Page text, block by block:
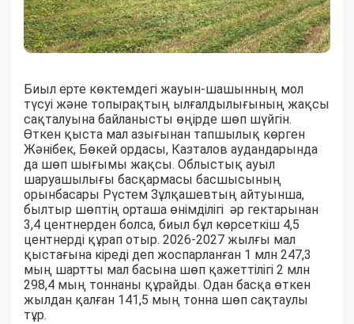
Биыл ерте көктемдегі жауын-шашынның мол
түсуі және топырақтың ылғалдылығының жақсы
сақталуына байланысты өңірде шөп шүйгін.
Өткен қыста мал азығынан тапшылық көрген
Жәнібек, Бөкей ордасы, Казталов аудандарында
да шөп шығымы жақсы. Облыстық ауыл
шаруашылығы басқармасы басшысының
орынбасары Рүстем Зұлқашевтың айтуынша,
былтыр шөптің орташа өнімділігі әр гектарынан
3,4 центнерден болса, биыл бұл көрсеткіш 4,5
центнерді құрап отыр. 2026-2027 жылғы мал
қыстағына кіреді деп жоспарланған 1 млн 247,3
мың шартты мал басына шөп қажеттілігі 2 млн
298,4 мың тоннаны құрайды. Одан басқа өткен
жылдан қалған 141,5 мың тонна шөп сақтаулы
тұр.